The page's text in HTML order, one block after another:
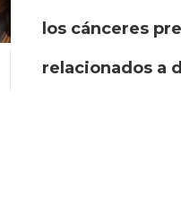
los cánceres
relacionados a